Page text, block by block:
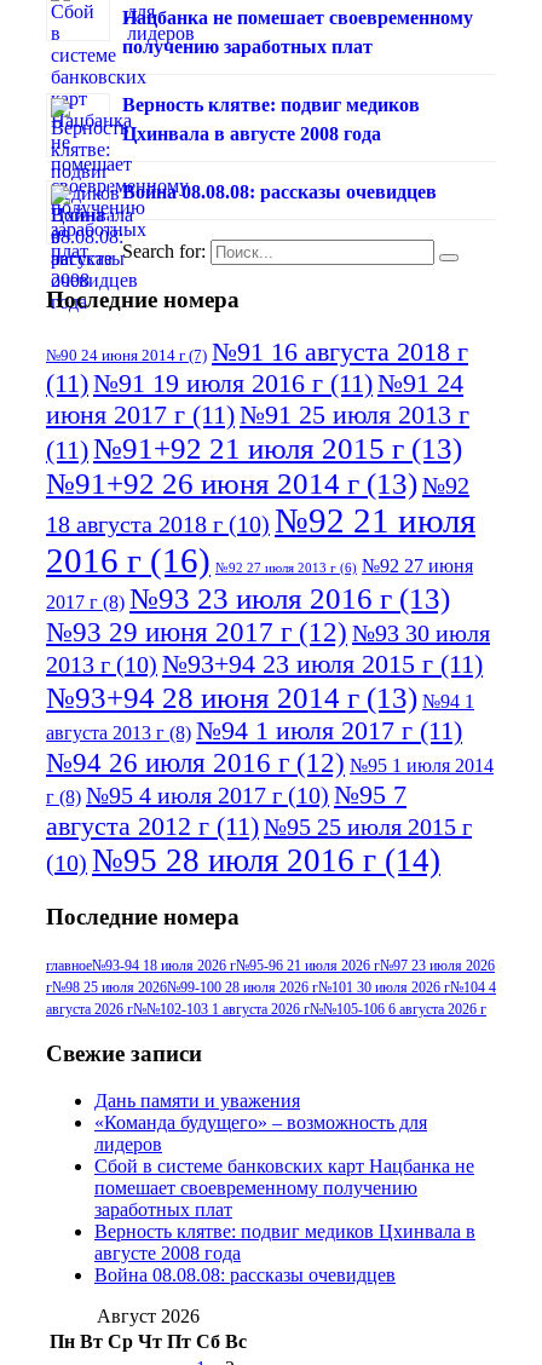
Нацбанка не помешает своевременному
получению заработных плат
Верность клятве: подвиг медиков
Цхинвала в августе 2008 года
Война 08.08.08: рассказы очевидцев
Search for:
Последние номера
№90 24 июня 2014 г (7) №91 16 августа 2018 г
(11)№91 19 июля 2016 г (11)№91 24
июня 2017 г (11)№91 25 июля 2013 г
(11)№91+92 21 июля 2015 г (13)
№91+92 26 июня 2014 г (13)№92
18 августа 2018 г (10) №92 21 июля
2016 г (16) №92 27 июля 2013 г (6) №92 27 июня
2017 г (8) №93 23 июля 2016 г (13)
№93 29 июня 2017 г (12) №93 30 июля
2013 г (10) №93+94 23 июля 2015 г (11)
№93+94 28 июня 2014 г (13) №94 1
августа 2013 г (8) №94 1 июля 2017 г (11)
№94 26 июля 2016 г (12) №95 1 июля 2014
г (8) №95 4 июля 2017 г (10) №95 7
августа 2012 г (11)№95 25 июля 2015 г
(10) №95 28 июля 2016 г (14)
июля 2017 г(11)№96 9 августа 2012
г(13) №96 28 июля 2015 г(9) №96+97 3
июля 2014 г(10)№96+97 30 июля
июля 2017 г
2012 г(15)№97 30 июля 2015 г
(15)№98 1 августа 2015 г
августа 2016 г(10)№98 5 июля 2014 г(10)
№98 8 августа 2013 г
августа 2012 г(14)
2017 г(9)
№99 4 августа
2016 г(12) №99 8 июля 2014 г
августа 2012 г(11)
Последние номера
главное№93-94 18 июля 2026 г№95-96 21 июля 2026 г№97 23 июля 2026
г№98 25 июля 2026№99-100 28 июля 2026 г№101 30 июля 2026 г№104 4
августа 2026 г№№102-103 1 августа 2026 г№№105-106 6 августа 2026 г
Свежие записи
Дань памяти и уважения
«Команда будущего» – возможность для
лидеров
Сбой в системе банковских карт Нацбанка не
помешает своевременному получению
заработных плат
Верность клятве: подвиг медиков Цхинвала в
августе 2008 года
Война 08.08.08: рассказы очевидцев
Август 2026
Пн Вт Ср Чт Пт Сб Вс